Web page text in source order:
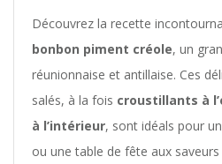
Découvrez la recette
bonbon piment créole, un
réunionnaise et antillaise. Ces
salés, à la fois croustillants à
à l’intérieur, sont idéals pour
ou une table de fête aux